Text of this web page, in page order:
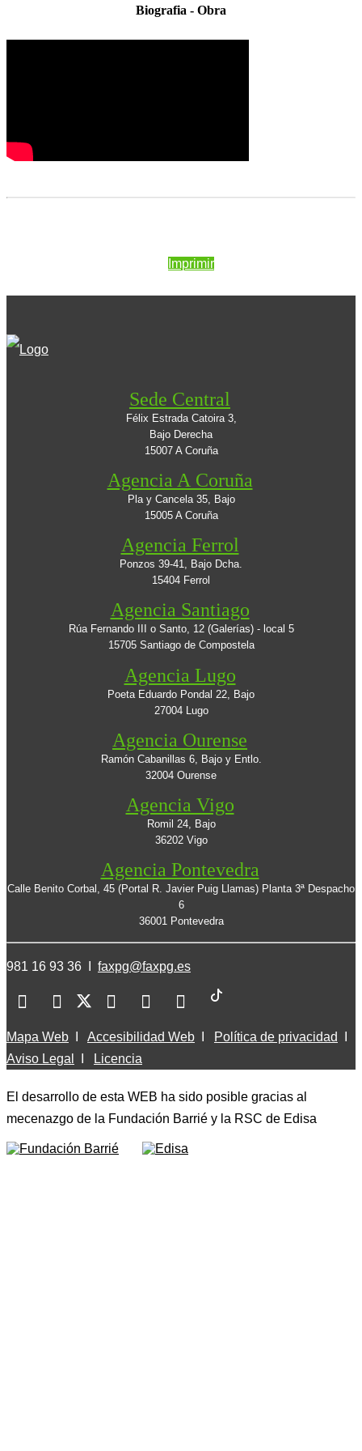
Biografia - Obra
Imprimir
Sede Central
Félix Estrada Catoira 3,
Bajo Derecha
15007 A Coruña
Agencia A Coruña
Pla y Cancela 35, Bajo
15005 A Coruña
Agencia Ferrol
Ponzos 39-41, Bajo Dcha.
15404 Ferrol
Agencia Santiago
Rúa Fernando III o Santo, 12 (Galerías) - local 5
15705 Santiago de Compostela
Agencia Lugo
Poeta Eduardo Pondal 22, Bajo
27004 Lugo
Agencia Ourense
Ramón Cabanillas 6, Bajo y Entlo.
32004 Ourense
Agencia Vigo
Romil 24, Bajo
36202 Vigo
Agencia Pontevedra
Calle Benito Corbal, 45 (Portal R. Javier Puig Llamas) Planta 3ª Despacho
6
36001 Pontevedra
981 16 93 36 I faxpg@faxpg.es
Mapa Web Accesibilidad Web Política de privacidad
Aviso Legal
Licencia
El desarrollo de esta WEB ha sido posible gracias al
mecenazgo de la Fundación Barrié y la RSC de Edisa